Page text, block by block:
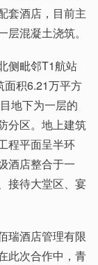
套酒店，目前主
混凝土浇筑。
侧毗邻T1航站
面积6.21万平方
地下为一层的
分区。地上建筑
程平面呈半环
酒店整合于一
接待大堂区、宴
瑞酒店管理有限
此次合作中，青